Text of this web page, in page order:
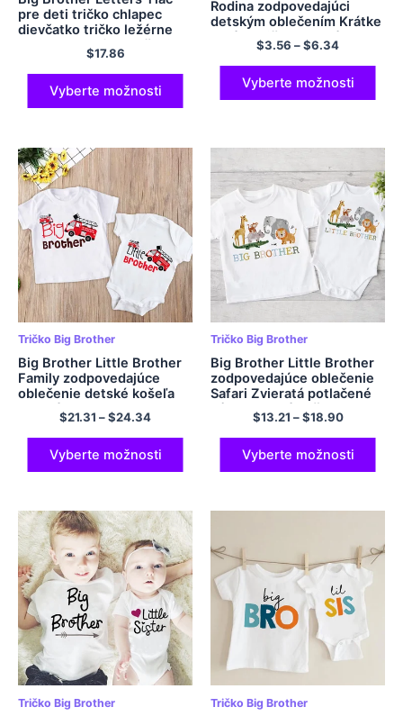
pre deti tričko chlapec
dievčatko tričko ležérne
deti pre batoľa oblečenie
vtipné topené odpaliská
kvapka loď Z-2
$17.86
Vyberte možnosti
Rodina zodpovedajúci
detským oblečením Krátke
rukávy tričko detské telesy
súrodenecké tričko a
novorodenecké hry
$3.56 –$6.34
Vyberte možnosti
Tričko Big Brother
Big Brother Little Brother
Family zodpovedajúce
oblečenie detské košeľa
detská telesa
$21.31 –$24.34
Vyberte možnosti
Tričko Big Brother
Big Brother Little Brother
zodpovedajúce oblečenie
Safari Zvieratá potlačené
súrodenecké košele
Detské tričko Trič
$13.21 –$18.90
Vyberte možnosti
Tričko Big Brother Tričko Big Brother